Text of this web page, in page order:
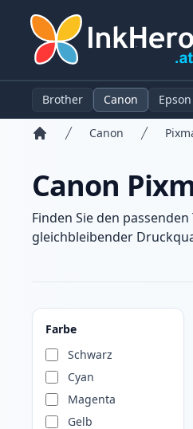
Brother Canon Epson
Canon
Canon
Finden Sie den
gleichbleibender
Farbe
Schwarz
Cyan
Magenta
Gelb